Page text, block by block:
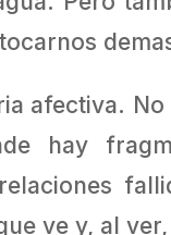
afectiva.
hay
ve y, al